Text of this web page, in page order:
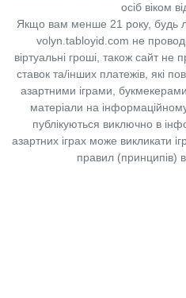
осіб віком
Якщо вам менше 21 року, будь
volyn.tabloyid.com не
віртуальні гроші, також сайт не
ставок та/інших платежів, які
азартними іграми,
матеріали на
публікуються виключно в
азартних іграх може викликати
правил (принципів)